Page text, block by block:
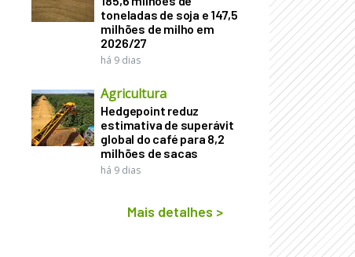
toneladas de soja e 147,5
milhões de milho em
2026/27
há 9 dias
Agricultura
Hedgepoint reduz
estimativa de superávit
global do café para 8,2
milhões de sacas
há 9 dias
Mais detalhes >